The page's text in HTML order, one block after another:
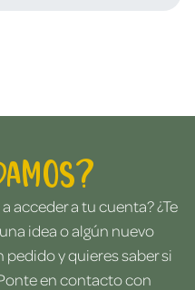
acceder a tu cuenta? ¿Te
idea o algún nuevo
y quieres saber si
en contacto con